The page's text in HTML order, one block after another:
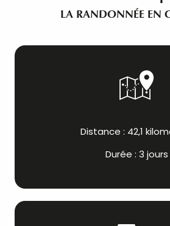
LA RANDONNÉE EN
Distance : 42,1
Durée : 3 jours